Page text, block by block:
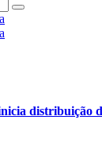
distribuição